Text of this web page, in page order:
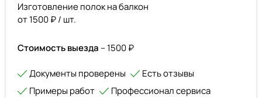
Изготовление полок на балкон
от 1500 ₽ / шт.
Стоимость выезда – 1500 ₽
Документы проверены
Есть отзывы
Примеры работ
Профессионал сервиса